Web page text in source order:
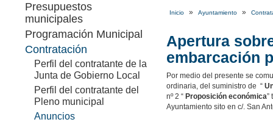
Presupuestos
municipales
Programación Municipal
Contratación
Perfil del contratante de la
Junta de Gobierno Local
Perfil del contratante del
Pleno municipal
Anuncios
Inicio » Ayuntamiento »
Apertura
embarcación
Por medio del presente se
ordinaria, del suministro de “
nº 2 “ Proposición económica”
Ayuntamiento sito en c/. San